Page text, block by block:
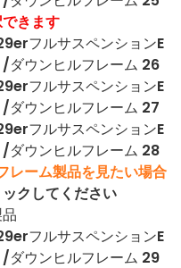
きます
レーム製品を見たい場合
クしてください